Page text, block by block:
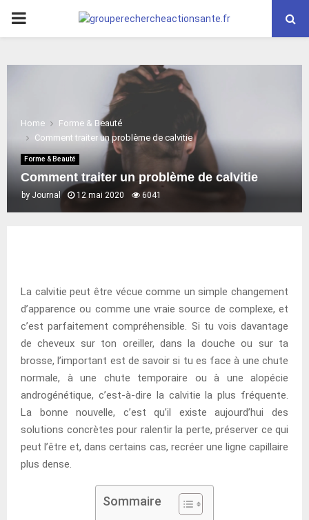
PRIMARY
Home
Forme & Beauté
Comment traiter un problème de calvitie
Forme & Beauté
Comment traiter un problème de calvitie
by Journal 12 mai 2020 6041
La calvitie peut être vécue comme un simple changement
d’apparence ou comme une vraie source de complexe, et
c’est parfaitement compréhensible. Si tu vois davantage
de cheveux sur ton oreiller, dans la douche ou sur ta
brosse, l’important est de savoir si tu es face à une chute
normale, à une chute temporaire ou à une alopécie
androgénétique, c’est-à-dire la calvitie la plus fréquente.
La bonne nouvelle, c’est qu’il existe aujourd’hui des
solutions concrètes pour ralentir la perte, préserver ce qui
peut l’être et, dans certains cas, recréer une ligne capillaire
plus dense.
Sommaire